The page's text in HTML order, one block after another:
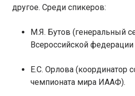
другое. Среди спикеров:
М.Я. Бутов (генеральный
Всероссийской федерации
Е.С. Орлова (координатор
чемпионата мира ИААФ).